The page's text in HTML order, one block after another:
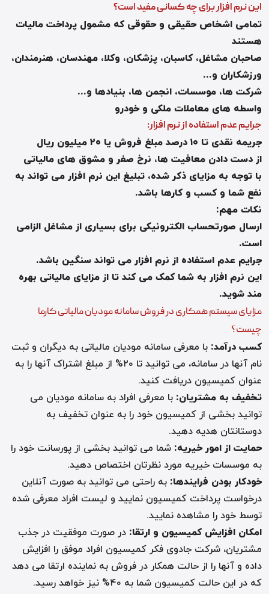
این نرم افزار برای چه کسانی مفید است؟
تمامی اشخاص حقیقی و حقوقی که مشمول پرداخت مالیات
هستند
صاحبان مشاغل، کاسبان، پزشکان، وکلا، مهندسان، هنرمندان،
ورزشکاران و...
شرکت ها، موسسات، انجمن ها، بنیادها و...
واسطه های معاملات ملکی و خودرو
جرایم عدم استفاده از نرم افزار:
جریمه نقدی تا ۱۰ درصد مبلغ فروش یا ۲۰ میلیون ریال
از دست دادن معافیت ها، نرخ صفر و مشوق های مالیاتی
با توجه به مزایای ذکر شده، تبلیغ این نرم افزار می تواند به
نفع شما وکسب و کارها باشد.
نکات مهم:
ارسال صورتحساب الکترونیکی برای بسیاری از مشاغل الزامی
است.
جرایم عدم استفاده از نرم افزار می تواند سنگین باشد.
این نرم افزار به شما کمک می کند تا از مزایای مالیاتی بهره
مند شوید.
مزایای سیستم همکاری در فروش سامانه مودیان مالیاتی کارما
چیست؟
کسب درآمد: با معرفی سامانه مودیان مالیاتی به دیگران و ثبت
نام آنها در سامانه، می توانید تا ۲۰% از مبلغ اشتراک آنها را به
عنوان کمیسیون دریافت کنید.
تخفیف به مشتریان: با معرفی افراد به سامانه مودیان می
توانید بخشی از کمیسیون خود را به عنوان تخفیف به
دوستانتان هدیه دهید.
حمایت از امور خیریه: شما می توانید بخشی از پورسانت خود را
به موسسات خیریه مورد نظرتان اختصاص دهید.
خودکار بودن فرایندها: به راحتی می توانید به صورت آنلاین
درخواست پرداخت کمیسیون نمایید و لیست افراد معرفی شده
توسط خود را مشاهده نمایید.
امکان افزایش کمیسیون و ارتقا: در صورت موفقیت در جذب
مشتریان، شرکت جادوی فکر کمیسیون افراد موفق را افزایش
داده و آنها را از حالت همکار در فروش به نماینده ارتقا می دهد
که در این حالت کمیسیون شما به ۴۰% نیز خواهد رسید
.